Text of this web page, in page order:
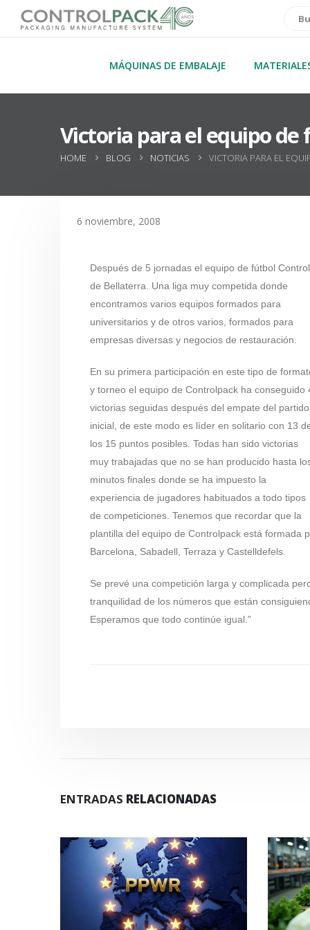
MÁQUINAS DE EMBALAJE
Victoria para el equipo
HOME BLOG NOTICIAS VICTORIA PARA EL
6 noviembre, 2008
Después de 5 jornadas el equipo de fútbol
de Bellaterra. Una liga muy competida donde
encontramos varios equipos formados para
universitarios y de otros varios, formados para
empresas diversas y negocios de restauración.
En su primera participación en este tipo de
y torneo el equipo de Controlpack ha conseguido
victorias seguidas después del empate del partido
inicial, de este modo es líder en solitario con 13
los 15 puntos posibles. Todas han sido victorias
muy trabajadas que no se han producido hasta
minutos finales donde se ha impuesto la
experiencia de jugadores habituados a todo tipos
de competiciones. Tenemos que recordar que la
plantilla del equipo de Controlpack está formada
Barcelona, Sabadell, Terraza y Castelldefels.
Se prevé una competición larga y complicada
tranquilidad de los números que están
Esperamos que todo continúe igual.”
ENTRADAS RELACIONADAS